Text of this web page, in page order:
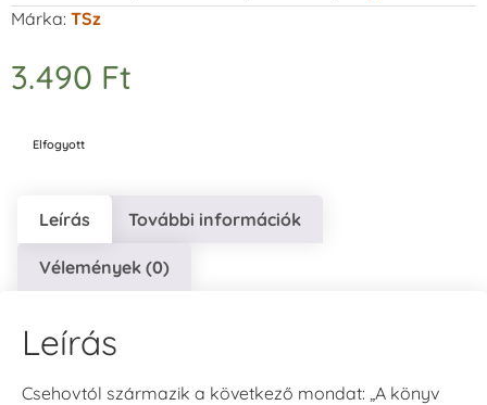
Márka: TSz
3.490 Ft
Elfogyott
Leírás További információk
Vélemények (0)
Leírás
Csehovtól származik a következő mondat: „A könyv